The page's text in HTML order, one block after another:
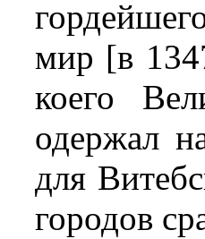
мир [в
коего
одержал
для
городов